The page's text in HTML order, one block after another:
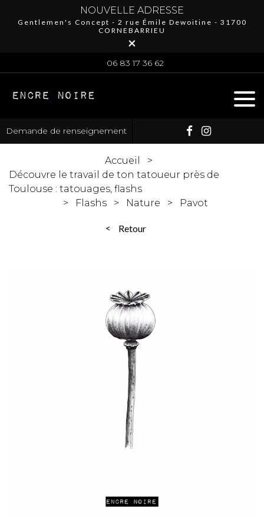
NOUVELLE ADRESSE
Gentlemen's Concept - 2 rue Émile Dewoitine - 31700
CORNEBARRIEU
×
06 83 17 36 62
Demande de renseignement
Accueil
Découvre le travail de ton tatoueur près de
Toulouse : tatouages, flashs
Flashs
Nature Pavot
Retour